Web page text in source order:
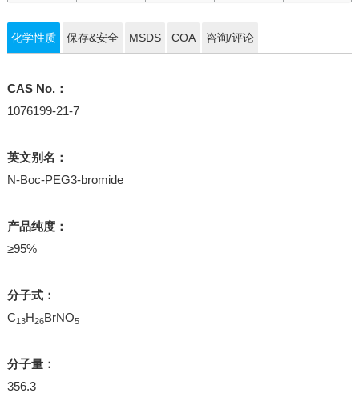
化学性质 保存&安全 MSDS COA 咨询/评论
CAS No.：
1076199-21-7
英文别名：
N-Boc-PEG3-bromide
产品纯度：
≥95%
分子式：
C13H26BrNO5
分子量：
356.3